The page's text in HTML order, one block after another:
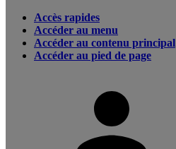
Accès rapides
Accéder au menu
Accéder au contenu principal
Accéder au pied de page